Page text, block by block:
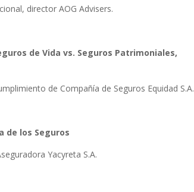
director AOG Advisers.
de Vida vs. Seguros Patrimoniales,
de Compañía de Seguros Equidad S.A.
de los Seguros
Yacyreta S.A.